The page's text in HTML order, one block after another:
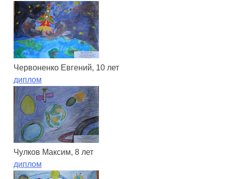
Червоненко Евгений, 10 лет
диплом
Чулков Максим, 8 лет
диплом